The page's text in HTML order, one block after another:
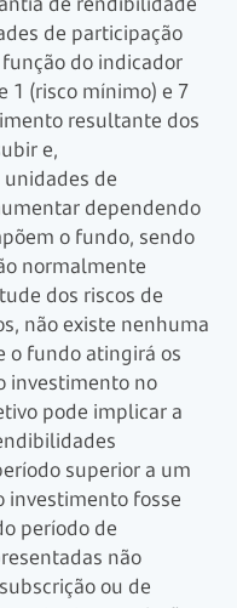
de participação
do indicador
1 (risco mínimo) e 7
resultante dos
e,
de
dependendo
o fundo, sendo
normalmente
dos riscos de
não existe nenhuma
o fundo atingirá os
investimento no
pode implicar a
superior a um
investimento fosse
período de
não
ou de